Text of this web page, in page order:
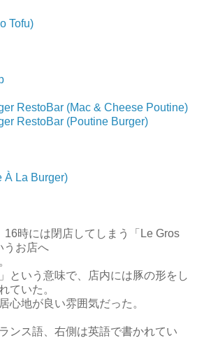
Tofu)
RestoBar (Mac & Cheese Poutine)
RestoBar (Poutine Burger)
À La Burger)
16時には閉店してしまう「Le Gros
うお店へ
という意味で、店内には豚の形をし
ていた。
心地が良い雰囲気だった。
ンス語、右側は英語で書かれてい